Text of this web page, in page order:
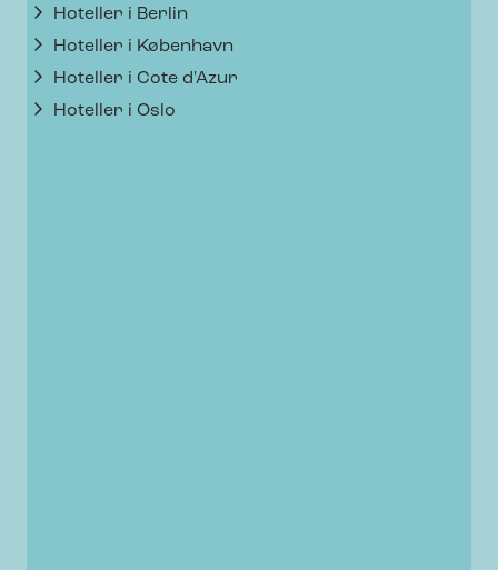
Hoteller i Berlin
Hoteller i København
Hoteller i Cote d'Azur
Hoteller i Oslo